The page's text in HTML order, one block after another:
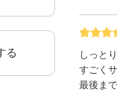
る
しっと
すごく
最後ま